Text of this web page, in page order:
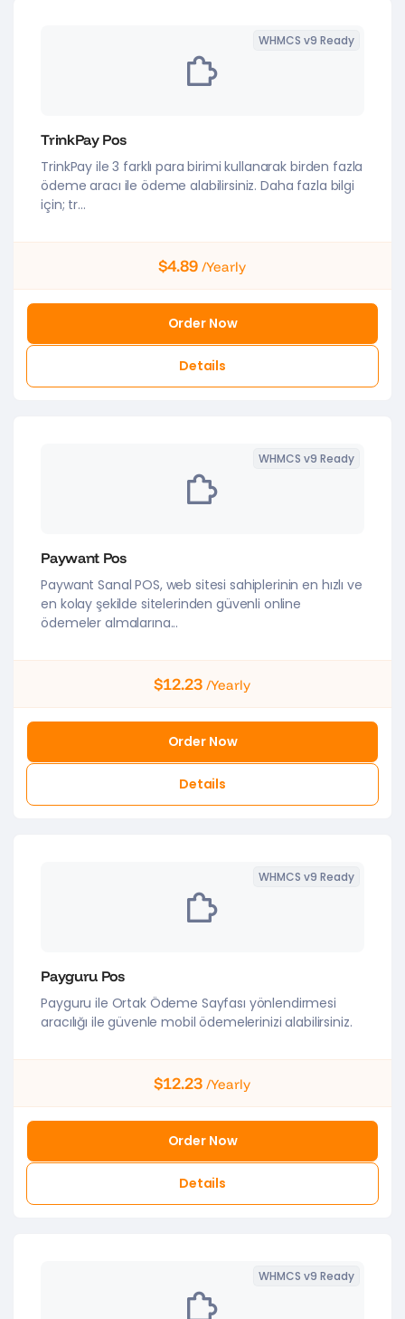
WHMCS v9 Ready
TrinkPay Pos
TrinkPay ile 3 farklı para birimi kullanarak birden fazla
ödeme aracı ile ödeme alabilirsiniz. Daha fazla bilgi
için; tr...
$4.89 /Yearly
Order Now
Details
WHMCS v9 Ready
Paywant Pos
Paywant Sanal POS, web sitesi sahiplerinin en hızlı ve
en kolay şekilde sitelerinden güvenli online
ödemeler almalarına...
$12.23 /Yearly
Order Now
Details
WHMCS v9 Ready
Payguru Pos
Payguru ile Ortak Ödeme Sayfası yönlendirmesi
aracılığı ile güvenle mobil ödemelerinizi alabilirsiniz.
$12.23 /Yearly
Order Now
Details
WHMCS v9 Ready